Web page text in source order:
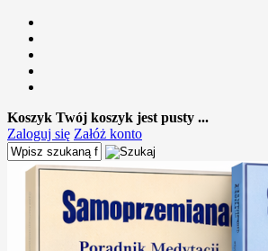
Koszyk Twój koszyk jest pusty ...
Zaloguj się Załóż konto